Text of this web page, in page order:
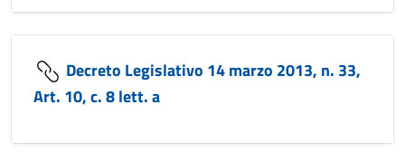
Decreto Legislativo 14 marzo 2013, n. 33,
Art. 10, c. 8 lett. a